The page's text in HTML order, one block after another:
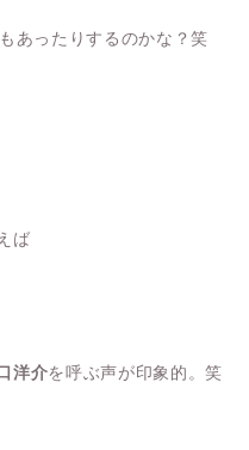
あったりするのかな？笑
ば
洋介を呼ぶ声が印象的。笑